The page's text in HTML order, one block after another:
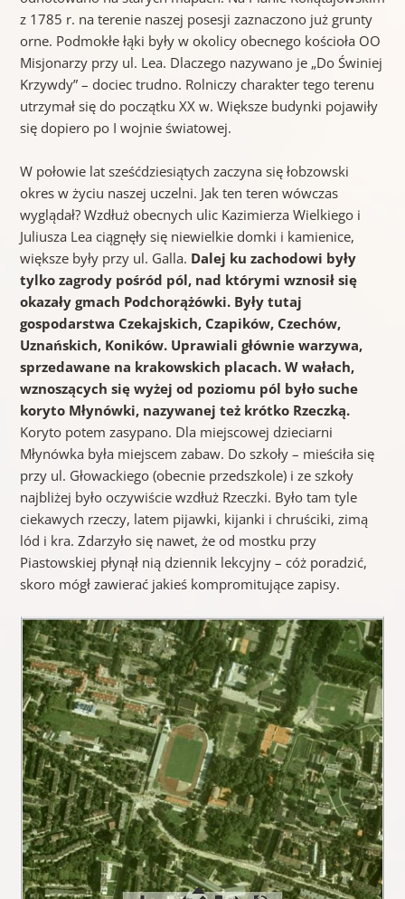
z 1785 r. na terenie naszej posesji zaznaczono już grunty
orne. Podmokłe łąki były w okolicy obecnego kościoła OO
Misjonarzy przy ul. Lea. Dlaczego nazywano je „Do Świniej
Krzywdy” – dociec trudno. Rolniczy charakter tego terenu
utrzymał się do początku XX w. Większe budynki pojawiły
się dopiero po I wojnie światowej.
W połowie lat sześćdziesiątych zaczyna się łobzowski
okres w życiu naszej uczelni. Jak ten teren wówczas
wyglądał? Wzdłuż obecnych ulic Kazimierza Wielkiego i
Juliusza Lea ciągnęły się niewielkie domki i kamienice,
większe były przy ul. Galla. Dalej ku zachodowi były
tylko zagrody pośród pól, nad którymi wznosił się
okazały gmach Podchorążówki. Były tutaj
gospodarstwa Czekajskich, Czapików, Czechów,
Uznańskich, Koników. Uprawiali głównie warzywa,
sprzedawane na krakowskich placach. W wałach,
wznoszących się wyżej od poziomu pól było suche
koryto Młynówki, nazywanej też krótko Rzeczką.
Koryto potem zasypano. Dla miejscowej dzieciarni
Młynówka była miejscem zabaw. Do szkoły – mieściła się
przy ul. Głowackiego (obecnie przedszkole) i ze szkoły
najbliżej było oczywiście wzdłuż Rzeczki. Było tam tyle
ciekawych rzeczy, latem pijawki, kijanki i chruściki, zimą
lód i kra. Zdarzyło się nawet, że od mostku przy
Piastowskiej płynął nią dziennik lekcyjny – cóż poradzić,
skoro mógł zawierać jakieś kompromitujące zapisy.